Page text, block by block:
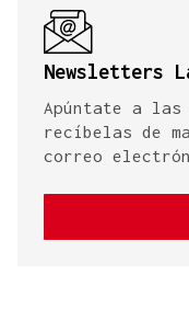
Newsletters
Apúntate a las
recíbelas de
correo